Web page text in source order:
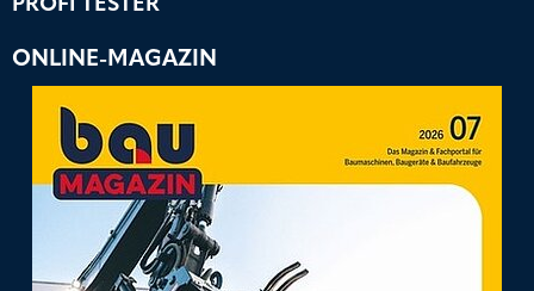
PROFI TESTER
ONLINE-MAGAZIN